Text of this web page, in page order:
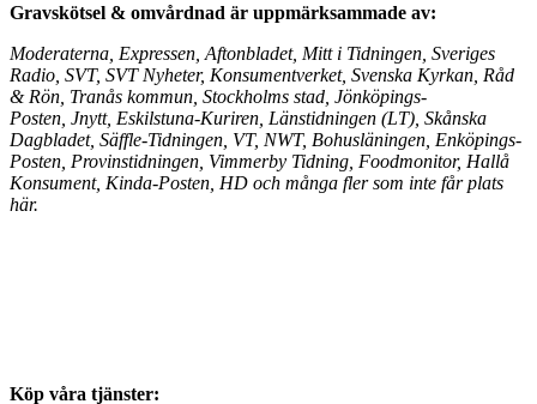
Gravskötsel & omvårdnad är uppmärksammade av:
Moderaterna, Expressen, Aftonbladet, Mitt i Tidningen, Sveriges
Radio, SVT, SVT Nyheter, Konsumentverket, Svenska Kyrkan, Råd
& Rön, Tranås kommun, Stockholms stad, Jönköpings-
Posten, Jnytt, Eskilstuna-Kuriren, Länstidningen (LT), Skånska
Dagbladet, Säffle-Tidningen, VT, NWT, Bohusläningen, Enköpings-
Posten, Provinstidningen, Vimmerby Tidning, Foodmonitor, Hallå
Konsument, Kinda-Posten, HD och många fler som inte får plats
här.
Köp våra tjänster: